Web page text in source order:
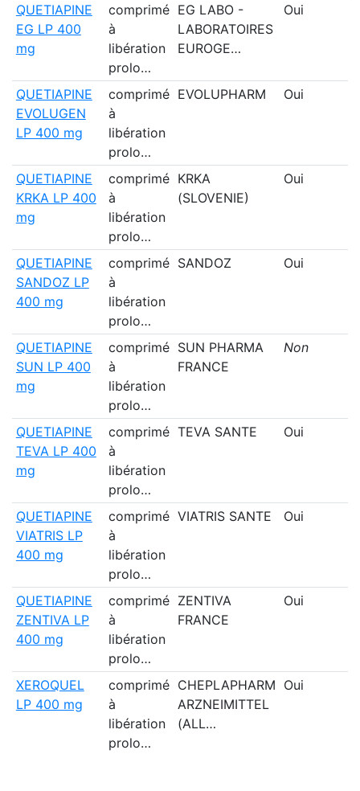
QUETIAPINE
EG LP 400
mg
comprimé
à
libération
prolo…
EG LABO -
LABORATOIRES
EUROGE…
Oui
QUETIAPINE
EVOLUGEN
LP 400 mg
comprimé
à
libération
prolo…
EVOLUPHARM Oui
QUETIAPINE
KRKA LP 400
mg
comprimé
à
libération
prolo…
KRKA
(SLOVENIE)
Oui
QUETIAPINE
SANDOZ LP
400 mg
comprimé
à
libération
prolo…
SANDOZ Oui
QUETIAPINE
SUN LP 400
mg
comprimé
à
libération
prolo…
SUN PHARMA
FRANCE
Non
QUETIAPINE
TEVA LP 400
mg
comprimé
à
libération
prolo…
TEVA SANTE Oui
QUETIAPINE
VIATRIS LP
400 mg
comprimé
à
libération
prolo…
VIATRIS SANTE Oui
QUETIAPINE
ZENTIVA LP
400 mg
comprimé
à
libération
prolo…
ZENTIVA
FRANCE
Oui
XEROQUEL
LP 400 mg
comprimé
à
libération
prolo…
CHEPLAPHARM
ARZNEIMITTEL
(ALL…
Oui